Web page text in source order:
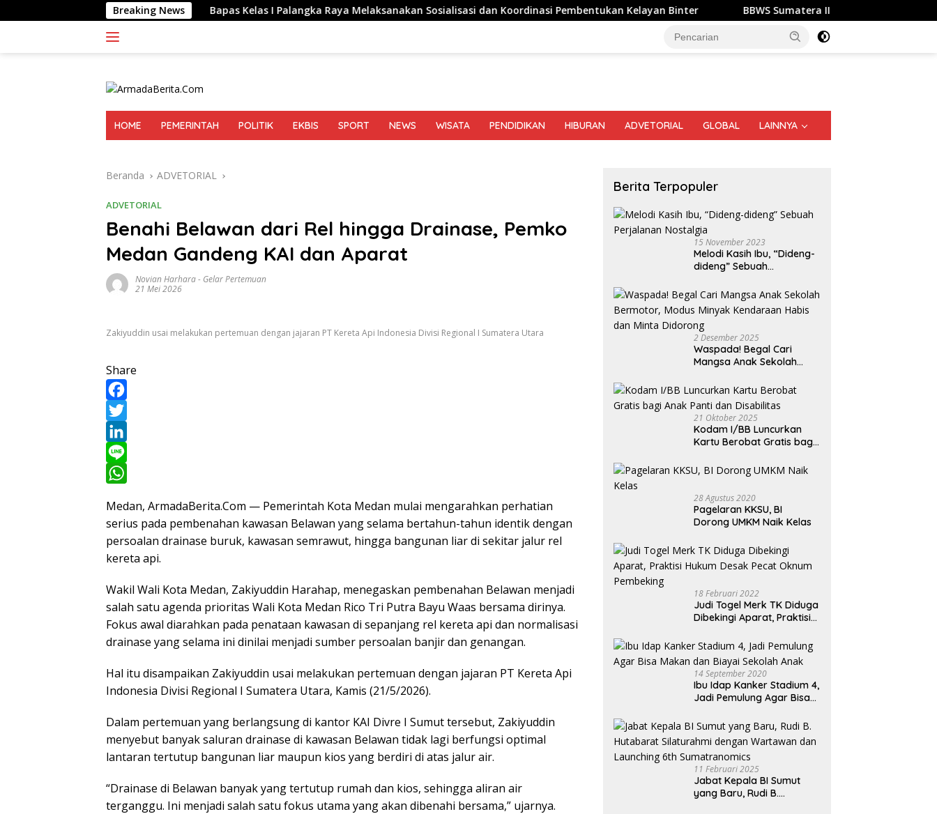
ke
Breaking News
Bapas Kelas I Palangka Raya Melaksanakan Sosialisasi dan Koordinasi Pembentukan Kelayan Binter BBWS Sumatera II Gelar Gerakan Irigasi Bersih,
HOME PEMERINTAH POLITIK EKBIS SPORT NEWS WISATA PENDIDIKAN HIBURAN ADVETORIAL GLOBAL LAINNYA
Beranda ADVETORIAL
ADVETORIAL
Benahi Belawan dari Rel hingga Drainase, Pemko
Medan Gandeng KAI dan Aparat
Novian Harhara- Gelar Pertemuan
21 Mei 2026
Zakiyuddin usai melakukan pertemuan dengan jajaran PT Kereta Api Indonesia Divisi Regional I Sumatera Utara
Share
F
a
c
e
o
o
k
T
w
t
e
r
L
k
e
d
n
L
n
e
h
a
t
A
p
p
Medan, ArmadaBerita.Com — Pemerintah Kota Medan mulai mengarahkan perhatian
serius pada pembenahan kawasan Belawan yang selama bertahun-tahun identik dengan
persoalan drainase buruk, kawasan semrawut, hingga bangunan liar di sekitar jalur rel
kereta api.
Wakil Wali Kota Medan, Zakiyuddin Harahap, menegaskan pembenahan Belawan menjadi
salah satu agenda prioritas Wali Kota Medan Rico Tri Putra Bayu Waas bersama dirinya.
Fokus awal diarahkan pada penataan kawasan di sepanjang rel kereta api dan normalisasi
drainase yang selama ini dinilai menjadi sumber persoalan banjir dan genangan.
Hal itu disampaikan Zakiyuddin usai melakukan pertemuan dengan jajaran PT Kereta Api
Indonesia Divisi Regional I Sumatera Utara, Kamis (21/5/2026).
Dalam pertemuan yang berlangsung di kantor KAI Divre I Sumut tersebut, Zakiyuddin
menyebut banyak saluran drainase di kawasan Belawan tidak lagi berfungsi optimal
lantaran tertutup bangunan liar maupun kios yang berdiri di atas jalur air.
“Drainase di Belawan banyak yang tertutup rumah dan kios, sehingga aliran air
terganggu. Ini menjadi salah satu fokus utama yang akan dibenahi bersama,” ujarnya.
Berita Terpopuler
15 November 2023
Melodi Kasih Ibu, “Dideng-
dideng” Sebuah
2 Desember 2025
Waspada! Begal Cari
Mangsa Anak Sekolah
Kendaraan Habis dan
Minta Didorong
21 Oktober 2025
Kodam I/BB Luncurkan
Kartu Berobat Gratis bagi
28 Agustus 2020
Pagelaran KKSU, BI
Dorong UMKM Naik Kelas
18 Februari 2022
Judi Togel Merk TK Diduga
Dibekingi Aparat, Praktisi
Oknum Pembeking
14 September 2020
Ibu Idap Kanker Stadium 4,
Jadi Pemulung Agar Bisa
Anak
11 Februari 2025
Jabat Kepala BI Sumut
yang Baru, Rudi B.